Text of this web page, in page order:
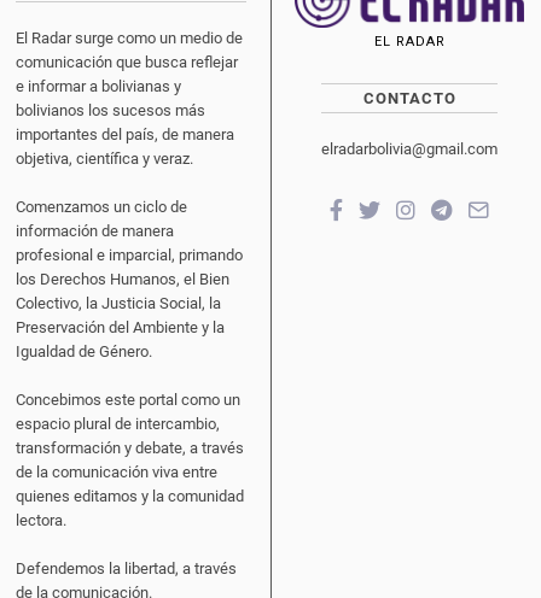
El Radar surge como un medio de
comunicación que busca reflejar
e informar a bolivianas y
bolivianos los sucesos más
importantes del país, de manera
objetiva, científica y veraz.
Comenzamos un ciclo de
información de manera
profesional e imparcial, primando
los Derechos Humanos, el Bien
Colectivo, la Justicia Social, la
Preservación del Ambiente y la
Igualdad de Género.
Concebimos este portal como un
espacio plural de intercambio,
transformación y debate, a través
de la comunicación viva entre
quienes editamos y la comunidad
lectora.
Defendemos la libertad, a través
de la comunicación.
EL RADAR
CONTACTO
elradarbolivia@gmail.com